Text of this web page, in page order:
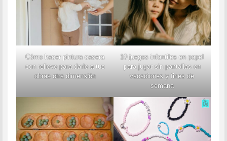
Cómo hacer pintura casera
con relieve para darle a tus
obras otra dimensión
10 juegos infantiles en papel
para jugar sin pantallas en
vacaciones y fines de
semana